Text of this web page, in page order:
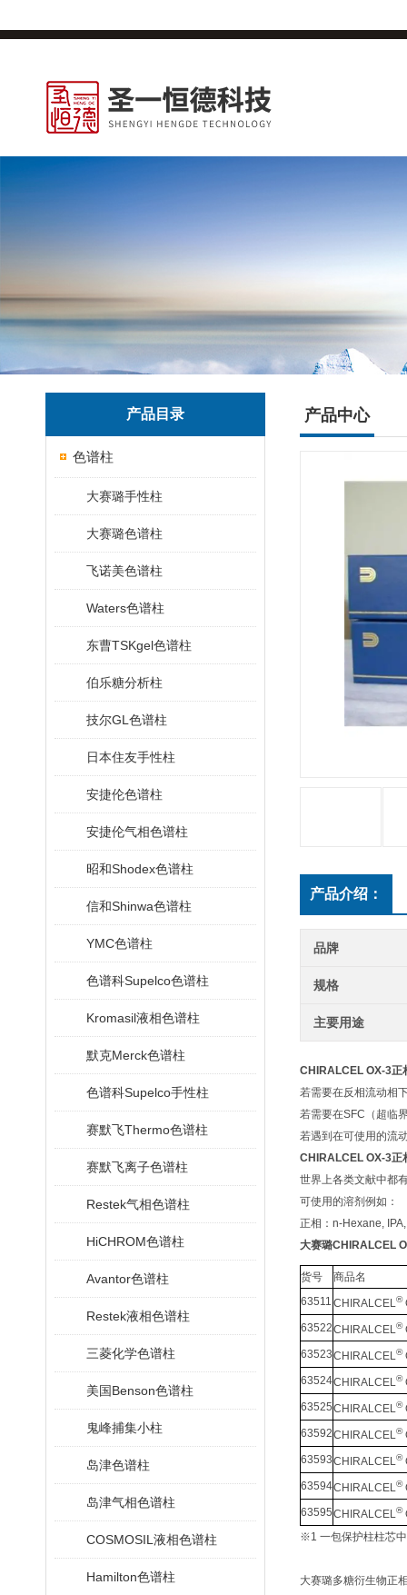
产品目录
色谱柱
大赛璐手性柱
大赛璐色谱柱
飞诺美色谱柱
Waters色谱柱
东曹TSKgel色谱柱
伯乐糖分析柱
技尔GL色谱柱
日本住友手性柱
安捷伦色谱柱
安捷伦气相色谱柱
昭和Shodex色谱柱
信和Shinwa色谱柱
YMC色谱柱
色谱科Supelco色谱柱
Kromasil液相色谱柱
默克Merck色谱柱
色谱科Supelco手性柱
赛默飞Thermo色谱柱
赛默飞离子色谱柱
Restek气相色谱柱
HiCHROM色谱柱
Avantor色谱柱
Restek液相色谱柱
三菱化学色谱柱
美国Benson色谱柱
鬼峰捕集小柱
岛津色谱柱
岛津气相色谱柱
COSMOSIL液相色谱柱
Hamilton色谱柱
产品中心
产品介绍：
品牌
规格
主要用途
CHIRALCEL OX-3正
若需要在反相流动相
若需要在SFC（超临
若遇到在可使用的流
CHIRALCEL OX-3正
世界上各类文献中都
可使用的溶剂例如：
正相：n-Hexane,
大赛璐CHIRALCEL
货号
商品名
63511 CHIRALCEL®
63522CHIRALCEL®
63523CHIRALCEL®
63524CHIRALCEL®
63525CHIRALCEL®
63592CHIRALCEL®
63593CHIRALCEL®
63594CHIRALCEL®
63595CHIRALCEL®
※1 一包保护柱柱芯
大赛璐多糖衍生物正